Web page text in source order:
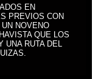
EN
PREVIOS CON
NOVENO
QUE LOS
UNA RUTA DEL